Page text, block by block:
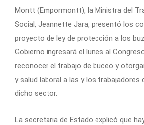
Montt (Empormontt), la Ministra del
Social, Jeannette Jara, presentó los
proyecto de ley de protección a los
Gobierno ingresará el lunes al
reconocer el trabajo de buceo y
y salud laboral a las y los trabajadores
dicho sector.
La secretaria de Estado explicó que